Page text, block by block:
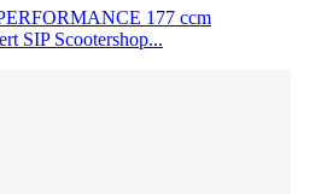
177 ccm
SIP Scootershop...